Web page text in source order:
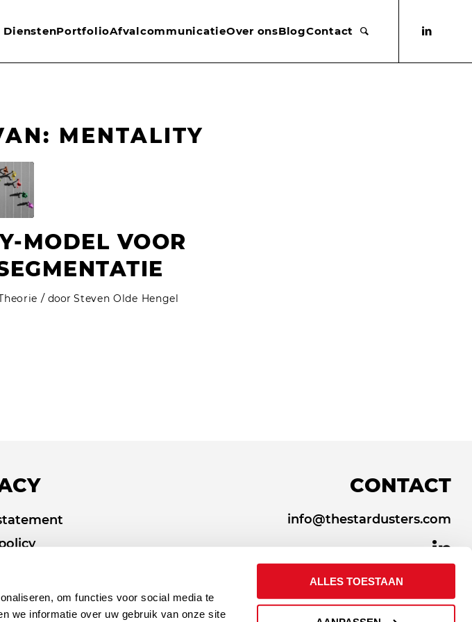
om functies voor social media te
we informatie over uw gebruik van onze site
ALLES TOESTAAN
DienstenPortfolioAfvalcommunicatieOver onsBlogContact
MENTALITY
MODEL VOOR
/ doorSteven Olde Hengel
CONTACT
info@thestardusters.com